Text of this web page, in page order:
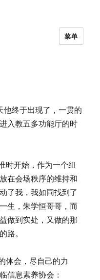
菜单
他终于出现了，一贯的
入教五多功能厅的时
开始，作为一个组
在会场秩序的维持和
了我，我如同找到了
生，朱学恒哥哥，而
做到实处，又做的那
路。
会，尽自己的力
信息素养协会：